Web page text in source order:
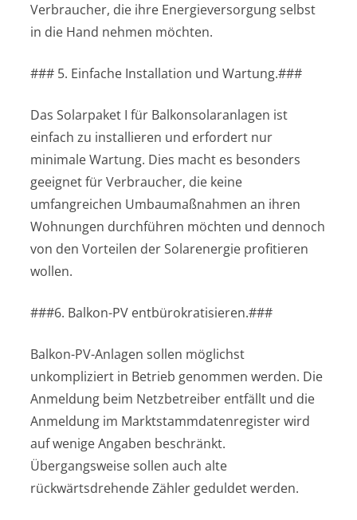
Verbraucher, die ihre Energieversorgung selbst
in die Hand nehmen möchten.
### 5. Einfache Installation und Wartung.###
Das Solarpaket I für Balkonsolaranlagen ist
einfach zu installieren und erfordert nur
minimale Wartung. Dies macht es besonders
geeignet für Verbraucher, die keine
umfangreichen Umbaumaßnahmen an ihren
Wohnungen durchführen möchten und dennoch
von den Vorteilen der Solarenergie profitieren
wollen.
###6. Balkon-PV entbürokratisieren.###
Balkon-PV-Anlagen sollen möglichst
unkompliziert in Betrieb genommen werden. Die
Anmeldung beim Netzbetreiber entfällt und die
Anmeldung im Marktstammdatenregister wird
auf wenige Angaben beschränkt.
Übergangsweise sollen auch alte
rückwärtsdrehende Zähler geduldet werden.